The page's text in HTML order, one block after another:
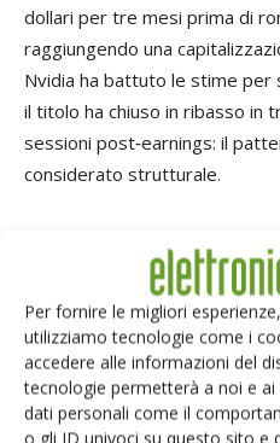
Per fornire le migliori
utilizziamo tecnologie come i
accedere alle informazioni del
tecnologie permetterà a noi e
dati personali come il
o gli ID univoci su questo sito e
dollari per tre mesi prima di
raggiungendo una
Nvidia ha battuto le stime per
il titolo ha chiuso in ribasso in
sessioni post‑earnings: il
considerato strutturale.
si colloca a circa 78,8 miliardi
Sachs a 80 miliardi — e i
miliardi per la guidance Q2; il
con guidance al 75 per
cento segnalerebbe
variabile Cina, la più